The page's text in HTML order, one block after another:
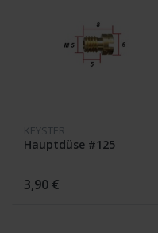
KEYSTER
Hauptdüse #125
3,90 €